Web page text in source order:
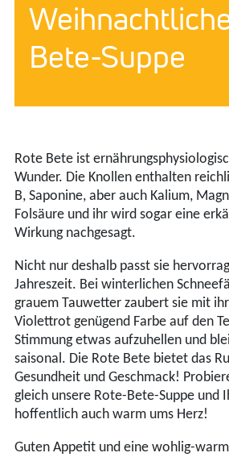
Bete-Suppe
Rote Bete ist
Wunder. Die Knollen enthalten
B, Saponine, aber auch Kalium,
Folsäure und ihr wird sogar eine
Wirkung nachgesagt.
Nicht nur deshalb passt sie
Jahreszeit. Bei winterlichen
grauem Tauwetter zaubert sie mit
Violettrot genügend Farbe auf den
Stimmung etwas aufzuhellen und
saisonal. Die Rote Bete bietet das
Gesundheit und Geschmack!
gleich unsere Rote-Bete-Suppe und
hoffentlich auch warm ums Herz!
Guten Appetit und eine wohlig-